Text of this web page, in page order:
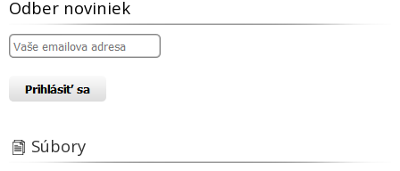
Odber noviniek
Súbory